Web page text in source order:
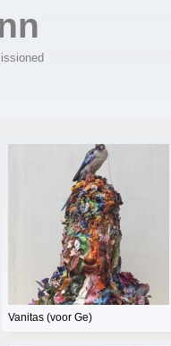
Vanitas (voor Ge)